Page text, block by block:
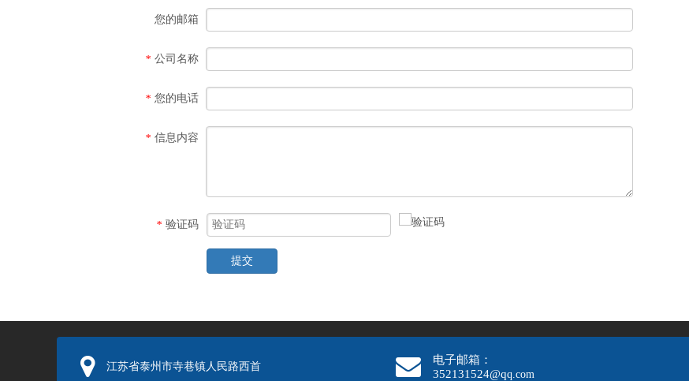
您的邮箱
* 公司名称
* 您的电话
* 信息内容
* 验证码
提交
江苏省泰州市寺巷镇人民路西首
电子邮箱：
352131524@qq.com